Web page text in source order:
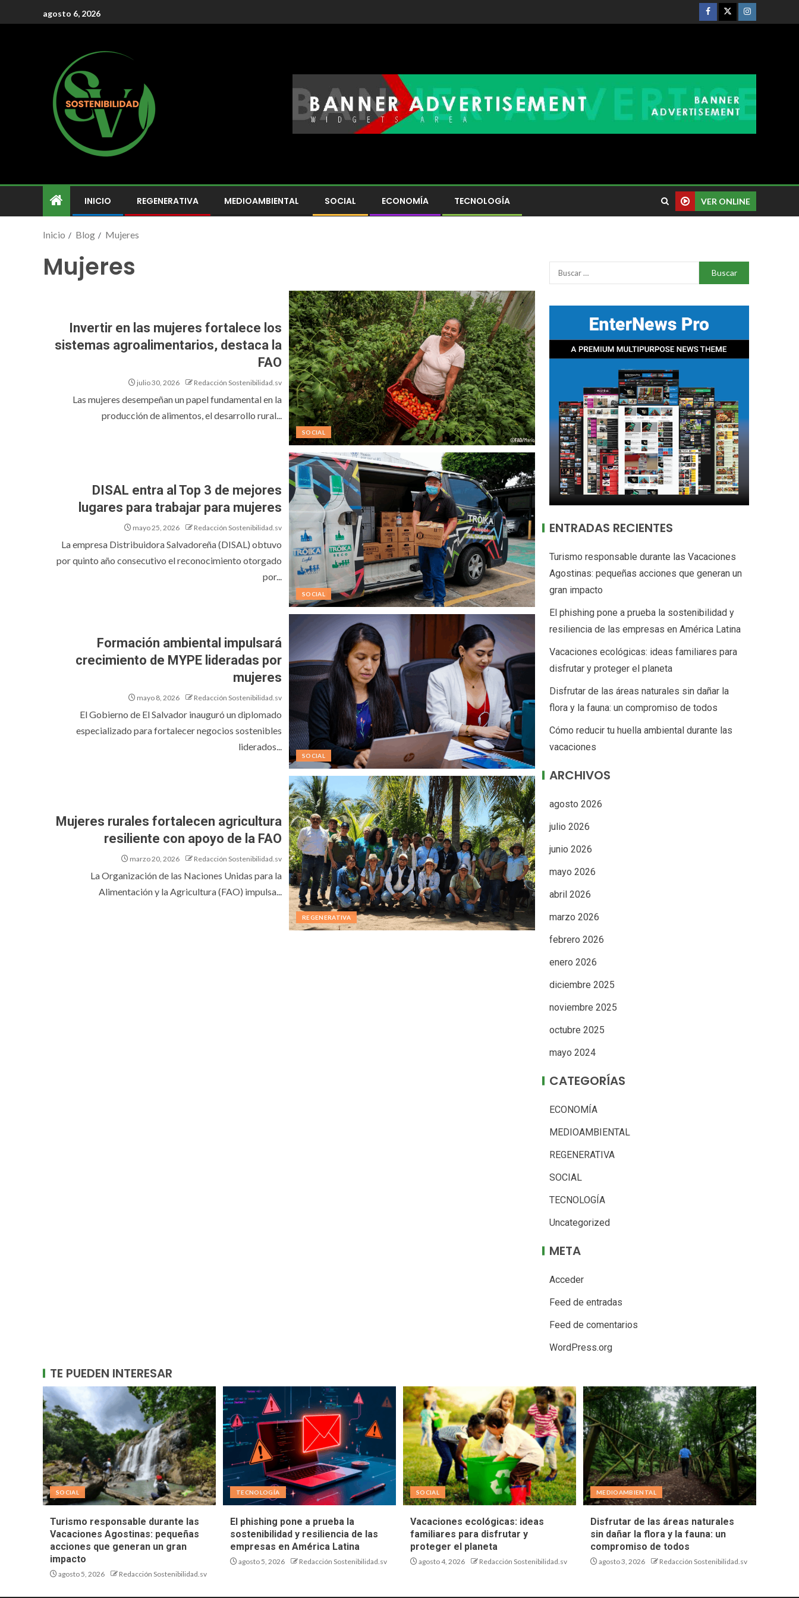
agosto 6, 2026
INICIO REGENERATIVA MEDIOAMBIENTAL SOCIAL ECONOMÍA TECNOLOGÍA VER ONLINE
Inicio Blog Mujeres
Mujeres
SOCIAL
Invertir en las mujeres fortalece los
sistemas agroalimentarios, destaca la
FAO
julio 30, 2026 Redacción Sostenibilidad.sv
Las mujeres desempeñan un papel fundamental en la
producción de alimentos, el desarrollo rural...
SOCIAL
DISAL entra al Top 3 de mejores
lugares para trabajar para mujeres
mayo 25, 2026 Redacción Sostenibilidad.sv
La empresa Distribuidora Salvadoreña (DISAL) obtuvo
por quinto año consecutivo el reconocimiento otorgado
por...
SOCIAL
Formación ambiental impulsará
crecimiento de MYPE lideradas por
mujeres
mayo 8, 2026 Redacción Sostenibilidad.sv
El Gobierno de El Salvador inauguró un diplomado
especializado para fortalecer negocios sostenibles
liderados...
REGENERATIVA
Mujeres rurales fortalecen agricultura
resiliente con apoyo de la FAO
marzo 20, 2026 Redacción Sostenibilidad.sv
La Organización de las Naciones Unidas para la
Alimentación y la Agricultura (FAO) impulsa...
ENTRADAS RECIENTES
Turismo responsable durante las Vacaciones
Agostinas: pequeñas acciones que generan un
gran impacto
El phishing pone a prueba la sostenibilidad y
resiliencia de las empresas en América Latina
Vacaciones ecológicas: ideas familiares para
disfrutar y proteger el planeta
Disfrutar de las áreas naturales sin dañar la
flora y la fauna: un compromiso de todos
Cómo reducir tu huella ambiental durante las
vacaciones
ARCHIVOS
agosto 2026
julio 2026
junio 2026
mayo 2026
abril 2026
marzo 2026
febrero 2026
enero 2026
diciembre 2025
noviembre 2025
octubre 2025
mayo 2024
CATEGORÍAS
ECONOMÍA
MEDIOAMBIENTAL
REGENERATIVA
SOCIAL
TECNOLOGÍA
Uncategorized
META
Acceder
Feed de entradas
Feed de comentarios
WordPress.org
TE PUEDEN INTERESAR
SOCIAL
Turismo responsable durante las
Vacaciones Agostinas: pequeñas
acciones que generan un gran
impacto
agosto 5, 2026 Redacción Sostenibilidad.sv
TECNOLOGÍA
El phishing pone a prueba la
sostenibilidad y resiliencia de las
empresas en América Latina
agosto 5, 2026 Redacción Sostenibilidad.sv
SOCIAL
Vacaciones ecológicas: ideas
familiares para disfrutar y
proteger el planeta
agosto 4, 2026 Redacción Sostenibilidad.sv
MEDIOAMBIENTAL
Disfrutar de las áreas naturales
sin dañar la flora y la fauna: un
compromiso de todos
agosto 3, 2026 Redacción Sostenibilidad.sv